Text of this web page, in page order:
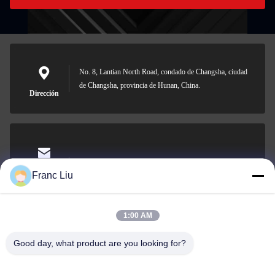
Dirección
No. 8, Lantian North Road, condado de Changsha, ciudad
de Changsha, provincia de Hunan, China.
El correo
electrónico
0086-15367845621
Franc Liu
1:00 AM
Good day, what product are you looking for?